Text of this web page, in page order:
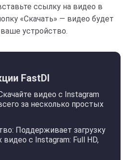
ссылку на видео в
«Скачать» — видео будет
устройство.
FastDl
видео с Instagram
за несколько простых
Поддерживает загрузку
с Instagram: Full HD,